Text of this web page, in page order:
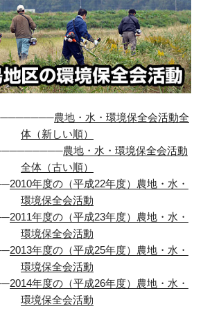
農地・水・環境保全会活動全
体（新しい順）
農地・水・環境保全会活動
全体（古い順）
2010年度の（平成22年度）農地・水・
環境保全会活動
2011年度の（平成23年度）農地・水・
環境保全会活動
2013年度の（平成25年度）農地・水・
環境保全会活動
2014年度の（平成26年度）農地・水・
環境保全会活動